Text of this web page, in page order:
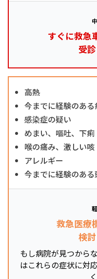
すぐに救急
受
高熱
今までに経験のある
感染症の疑い
めまい、嘔吐、下痢
喉の痛み、激しい咳
アレルギー
今までに経験のある
救急医療
検
もし病院が見つから
はこれらの症状に対